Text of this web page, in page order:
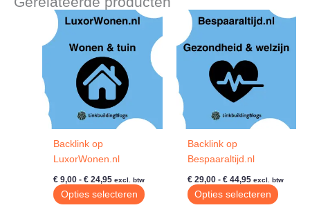
Backlink op
LuxorWonen.nl
€ 9,00 - € 24,95 Prijsklasse:
€ 9,00
tot
excl. btw
Opties selecteren
Dit
Backlink op
Bespaaraltijd.nl
€29,00 - €44,95Prijsklasse:
€ 29,00
tot
excl. btw
Opties selecteren
Dit